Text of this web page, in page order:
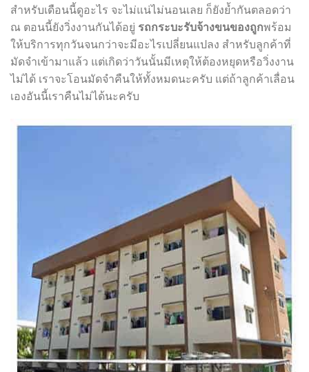
สำหรับเดือนนี้ดูอะไร จะไม่แน่ไม่นอนเลย ก็ยังย้ำกันตลอดว่า
ณ ตอนนี้ยังวิ่งงานกันได้อยู่ รถกระบะรับจ้างขนของถูกพร้อม
ให้บริการทุกวันจนกว่าจะมีอะไรเปลี่ยนแปลง สำหรับลูกค้าที่
มัดจำเข้ามาแล้ว แต่เกิดว่าวันนั้นมีเหตุให้ต้องหยุดหรือวิ่งงาน
ไม่ได้ เราจะโอนมัดจำคืนให้ทั้งหมดนะครับ แต่ถ้าลูกค้าเลื่อน
เองอันนี้เราคืนไม่ได้นะครับ